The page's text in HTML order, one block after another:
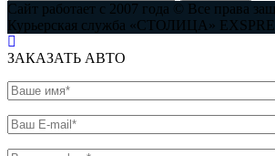
Сайт работает с 2007 года © Все права
Курьерская служба «СТОЛИЦА»
ЗАКАЗАТЬ АВТО